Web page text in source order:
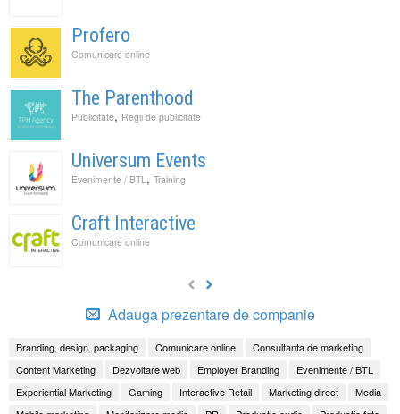
Profero
Comunicare online
The Parenthood
Publicitate, Regii de publicitate
Universum Events
Evenimente / BTL, Training
Craft Interactive
Comunicare online
Adauga prezentare de companie
Branding, design, packaging Comunicare online
Consultanta de marketing
Content Marketing
Dezvoltare web Employer Branding
Evenimente / BTL
Experiential Marketing
Gaming Interactive Retail Marketing direct
Media